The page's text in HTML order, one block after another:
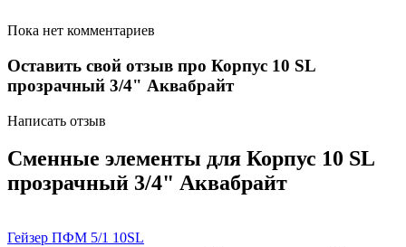
Пока нет комментариев
Оставить свой отзыв про Корпус 10 SL
прозрачный 3/4" Аквабрайт
Написать отзыв
Сменные элементы для Корпус 10 SL
прозрачный 3/4" Аквабрайт
Гейзер ПФМ 5/1 10SL